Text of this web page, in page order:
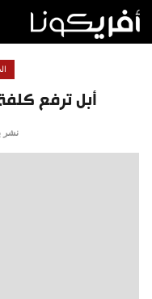
أبل ترفع
نشر